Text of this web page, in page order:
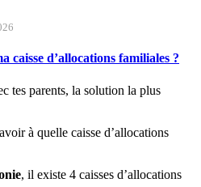
caisse d’allocations familiales ?
tes parents, la solution la plus
à quelle caisse d’allocations
, il existe 4 caisses d’allocations